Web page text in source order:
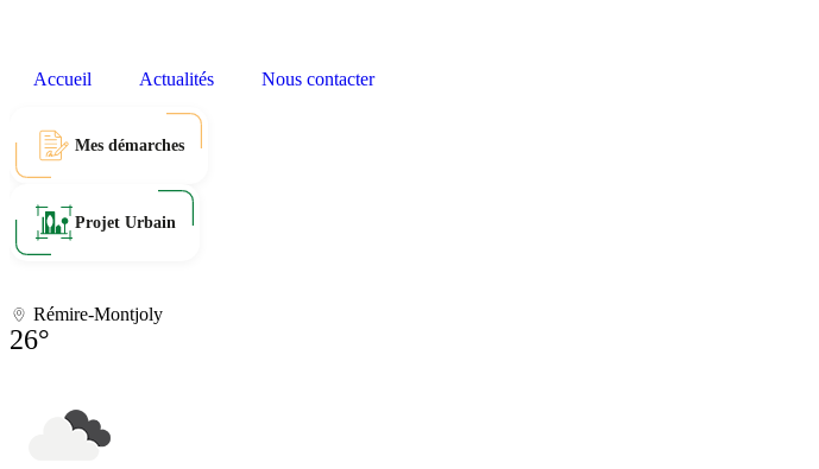
Accueil Actualités Nous contacter
Mes démarches
Projet Urbain
Rémire-Montjoly
26°